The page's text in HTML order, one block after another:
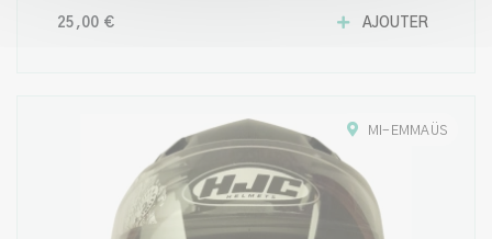
25,00 € AJOUTER
MI-EMMAÜS